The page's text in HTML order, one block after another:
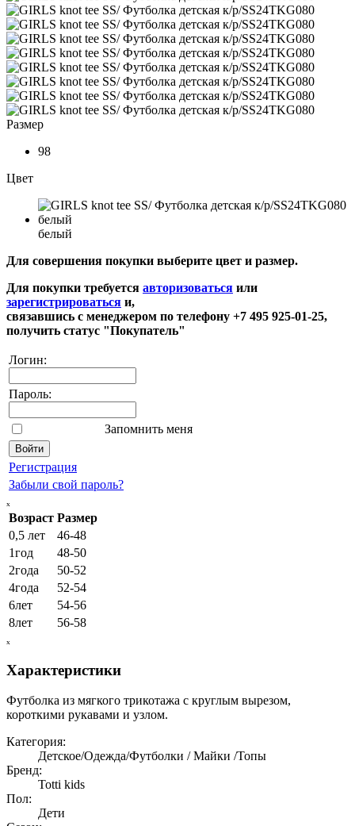
Размер
98
Цвет
белый
Для совершения покупки выберите цвет и размер.
Для покупки требуется авторизоваться или
зарегистрироваться и,
связавшись с менеджером по телефону +7 495 925-01-25,
получить статус "Покупатель"
Логин:
Пароль:
Запомнить меня
Регистрация
Забыли свой пароль?
ₓ
Возраст Размер
0,5 лет
46-48
1год
48-50
2года
50-52
4года
52-54
6лет
54-56
8лет
56-58
ₓ
Характеристики
Футболка из мягкого трикотажа с круглым вырезом,
короткими рукавами и узлом.
Категория:
Детское/Одежда/Футболки / Майки /Топы
Бренд:
Totti kids
Пол:
Дети